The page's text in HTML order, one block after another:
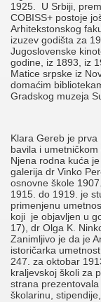
1925. U Srbiji,
COBISS+ postoje
Arhitekstonskog
izuzev godišta za
Jugoslovenske
godine, iz 1893, iz
Matice srpske iz
domaćim
Gradskog muzeja
Klara Gereb je
bavila i
Njena rodna kuća
galerija dr Vinko
osnovne škole
1915. do 1919. je
primenjenu
koji je objavljen u
17), dr Olga K.
Zanimljivo je da je
istoričarka
247. za oktobar
kraljevskoj školi za
strana
školarinu,